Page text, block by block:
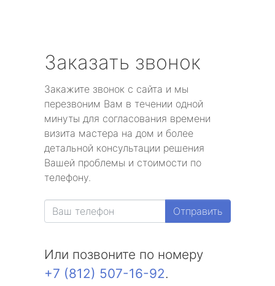
Заказать звонок
Закажите звонок с сайта и мы
перезвоним Вам в течении одной
минуты для согласования времени
визита мастера на дом и более
детальной консультации решения
Вашей проблемы и стоимости по
телефону.
Отправить
Или позвоните по номеру
+7 (812) 507-16-92.